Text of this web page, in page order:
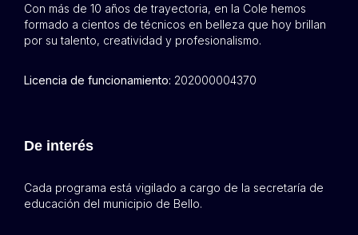
Con más de 10 años de trayectoria, en la Cole hemos
formado a cientos de técnicos en belleza que hoy brillan
por su talento, creatividad y profesionalismo.
Licencia de funcionamiento: 202000004370
De interés
Cada programa está vigilado a cargo de la secretaría de
educación del municipio de Bello.